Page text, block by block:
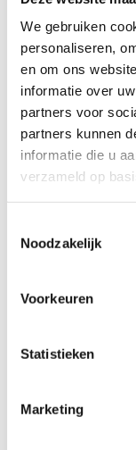
We gebruiken
personaliseren,
en om ons
informatie over
partners voor
partners kunnen
informatie die u
verzameld op
Noodzakelijk
Voorkeuren
Statistieken
MarketingGeschikt